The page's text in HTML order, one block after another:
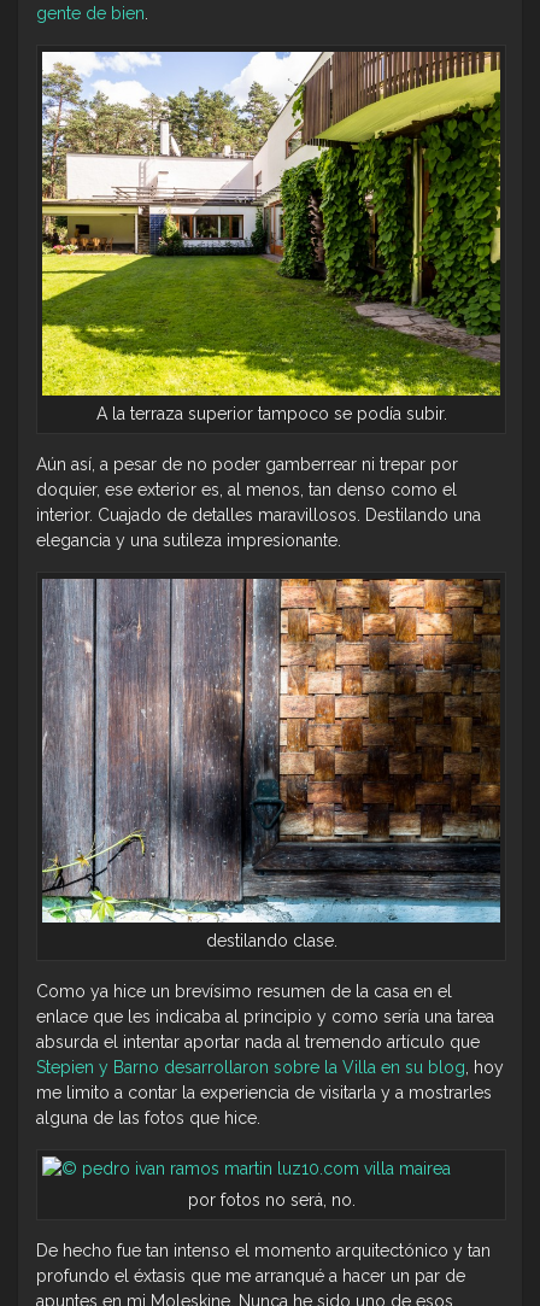
gente de bien.
A la terraza superior tampoco se podía subir.
Aún así, a pesar de no poder gamberrear ni trepar por
doquier, ese exterior es, al menos, tan denso como el
interior. Cuajado de detalles maravillosos. Destilando una
elegancia y una sutileza impresionante.
destilando clase.
Como ya hice un brevísimo resumen de la casa en el
enlace que les indicaba al principio y como sería una tarea
absurda el intentar aportar nada al tremendo artículo que
Stepien y Barno desarrollaron sobre la Villa en su blog , hoy
me limito a contar la experiencia de visitarla y a mostrarles
alguna de las fotos que hice.
por fotos no será, no.
De hecho fue tan intenso el momento arquitectónico y tan
profundo el éxtasis que me arranqué a hacer un par de
apuntes en mi Moleskine. Nunca he sido uno de esos